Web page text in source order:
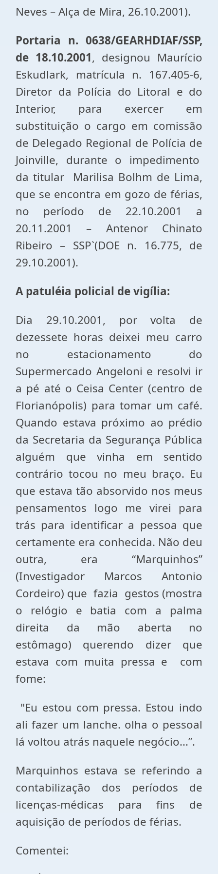
Neves – Alça de Mira, 26.10.2001).
Portaria n. 0638/GEARHDIAF/SSP,
de 18.10.2001, designou Maurício
Eskudlark, matrícula n. 167.405-6,
Diretor da Polícia do Litoral e do
Interior, para exercer em
substituição o cargo em comissão
de Delegado Regional de Polícia de
Joinville, durante o impedimento
da titular Marilisa Bolhm de Lima,
que se encontra em gozo de férias,
no período de 22.10.2001 a
20.11.2001 – Antenor Chinato
Ribeiro – SSP`(DOE n. 16.775, de
29.10.2001).
A patuléia policial de vigília:
Dia 29.10.2001, por volta de
dezessete horas deixei meu carro
no estacionamento do
Supermercado Angeloni e resolvi ir
a pé até o Ceisa Center (centro de
Florianópolis) para tomar um café.
Quando estava próximo ao prédio
da Secretaria da Segurança Pública
alguém que vinha em sentido
contrário tocou no meu braço. Eu
que estava tão absorvido nos meus
pensamentos logo me virei para
trás para identificar a pessoa que
certamente era conhecida. Não deu
outra, era “Marquinhos”
(Investigador Marcos Antonio
Cordeiro) que fazia gestos (mostra
o relógio e batia com a palma
direita da mão aberta no
estômago) querendo dizer que
estava com muita pressa e com
fome:
"Eu estou com pressa. Estou indo
ali fazer um lanche. olha o pessoal
lá voltou atrás naquele negócio...”.
Marquinhos estava se referindo a
contabilização dos períodos de
licenças-médicas para fins de
aquisição de períodos de férias.
Comentei: